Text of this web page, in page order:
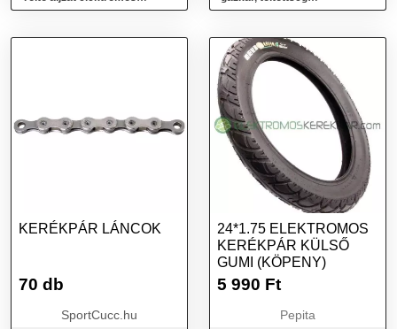
kerékpárhoz
visszajelzővel és
KERÉKPÁR LÁNCOK
70 db
SportCucc.hu
24*1.75 ELEKTROMOS
KERÉKPÁR KÜLSŐ
GUMI (KÖPENY)
5 990 Ft
Pepita